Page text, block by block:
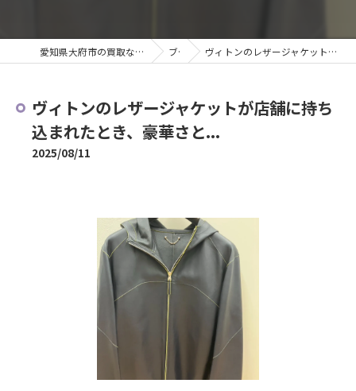
愛知県大府市の買取なら買取大吉 大府共栄町3丁目店 ブログ ヴィトンのレザージャケットが店舗に持ち込まれたとき、豪華さと...
ヴィトンのレザージャケットが店舗に持ち
込まれたとき、豪華さと...
2025/08/11